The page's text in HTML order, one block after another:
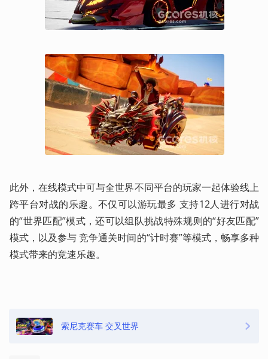
此外，在线模式中可与全世界不同平台的玩家一起体验线上
跨平台对战的乐趣。不仅可以游玩最多 支持12人进行对战
的“世界匹配”模式，还可以组队挑战特殊规则的“好友匹配”
模式，以及参与 竞争通关时间的“计时赛”等模式，畅享多种
模式带来的竞速乐趣。
索尼克赛车 交叉世界